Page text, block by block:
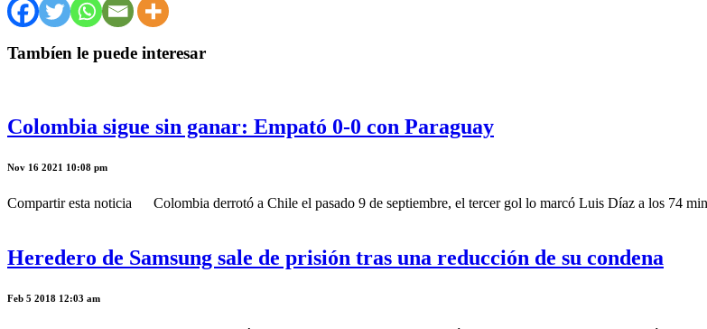
Tambíen le puede interesar
Colombia sigue sin ganar: Empató 0-0 con Paraguay
Nov 16 2021 10:08 pm
Compartir esta noticia Colombia derrotó a Chile el pasado 9 de septiembre, el tercer gol lo marcó Luis Díaz a los 74
Heredero de Samsung sale de prisión tras una reducción de su condena
Feb 5 2018 12:03 am